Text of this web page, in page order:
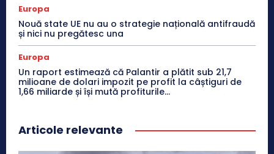
Europa
Nouă state UE nu au o strategie națională antifraudă
și nici nu pregătesc una
Europa
Un raport estimează că Palantir a plătit sub 21,7
milioane de dolari impozit pe profit la câștiguri de
1,66 miliarde și își mută profiturile...
Articole relevante